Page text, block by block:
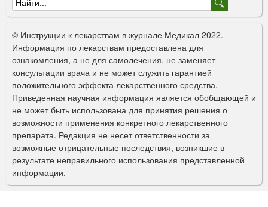
Ф
о
р
м
а
п
о
и
с
к
© Инструкции к лекарствам в журнале Медикал 2022.
Информация по лекарствам предоставлена для
ознакомления, а не для самолечения, не заменяет
консультации врача и не может служить гарантией
положительного эффекта лекарственного средства.
Приведенная научная информация является обобщающей и
не может быть использована для принятия решения о
возможности применения конкретного лекарственного
препарата. Редакция не несет ответственности за
возможные отрицательные последствия, возникшие в
результате неправильного использования представленной
информации.